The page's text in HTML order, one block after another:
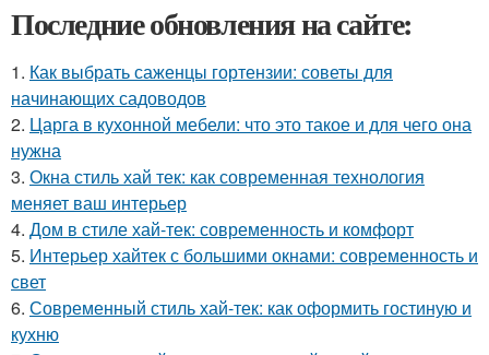
Последние обновления на сайте:
1. Как выбрать саженцы гортензии: советы для
начинающих садоводов
2. Царга в кухонной мебели: что это такое и для чего она
нужна
3. Окна стиль хай тек: как современная технология
меняет ваш интерьер
4. Дом в стиле хай-тек: современность и комфорт
5. Интерьер хайтек с большими окнами: современность и
свет
6. Современный стиль хай-тек: как оформить гостиную и
кухню